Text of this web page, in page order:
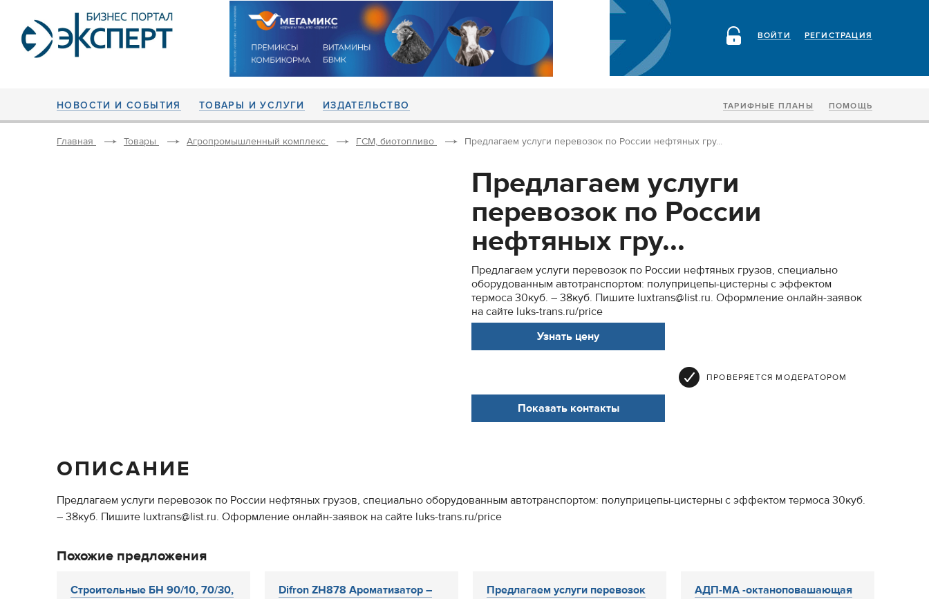
РЕГИСТРАЦИЯ
ВОЙТИ
НОВОСТИ И СОБЫТИЯ ТОВАРЫ И УСЛУГИ ИЗДАТЕЛЬСТВО ТАРИФНЫЕ ПЛАНЫ ПОМОЩЬ
Главная Товары Агропромышленный комплекс ГСМ, биотопливо Предлагаем услуги перевозок по России нефтяных гру...
Предлагаем услуги
перевозок по России
нефтяных гру...
Предлагаем услуги перевозок по России нефтяных грузов, специально
оборудованным автотранспортом: полуприцепы-цистерны с эффектом
термоса 30куб. – 38куб. Пишите luxtrans@list.ru. Оформление онлайн-заявок
на сайте luks-trans.ru/price
Узнать цену
ПРОВЕРЯЕТСЯ МОДЕРАТОРОМ
Показать контакты
ОПИСАНИЕ
Предлагаем услуги перевозок по России нефтяных грузов, специально оборудованным автотранспортом: полуприцепы-цистерны с эффектом термоса 30куб.
– 38куб. Пишите luxtrans@list.ru. Оформление онлайн-заявок на сайте luks-trans.ru/price
Похожие предложения
Строительные БН 90/10, 70/30,
Difron ZH878 Ароматизатор –
Предлагаем услуги перевозок
АДП-МА -октаноповашающая